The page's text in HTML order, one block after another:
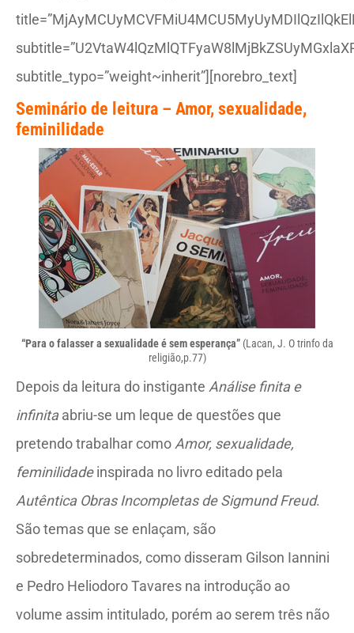
subtitle_typo=”weight~inherit”][norebro_text]
Seminário de leitura – Amor, sexualidade,
feminilidade
“Para o falasser a sexualidade é sem esperança”(Lacan, J. O trinfo da
religião,p.77)
Depois da leitura do instigante Análise finita e
infinitaabriu-se um leque de questões que
pretendo trabalhar como Amor, sexualidade,
feminilidadeinspirada no livro editado pela
Autêntica Obras Incompletas de Sigmund Freud.
São temas que se enlaçam, são
sobredeterminados, como disseram Gilson Iannini
e Pedro Heliodoro Tavares na introdução ao
volume assim intitulado, porém ao serem três não